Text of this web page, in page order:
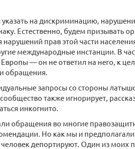
на дискриминацию,
Естественно, будем призывать
прав этой части
международные инстанции. В
— он не ответил на него, к
обращения.
запросы со стороны
также игнорирует,
инкогнито.
обращения во многие
Но как мы и
человек депортируют. Один из